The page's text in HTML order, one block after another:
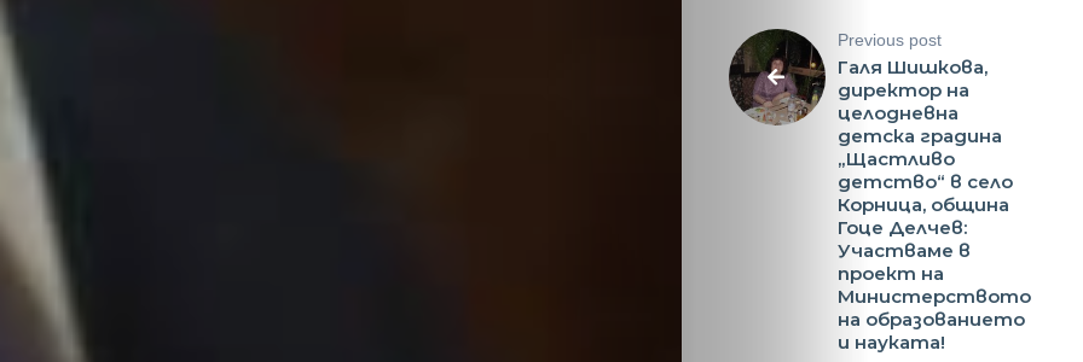
Previous post
Галя Шишкова,
директор на
целодневна
детска градина
„Щастливо
детство“ в село
Корница, община
Гоце Делчев:
Участваме в
проект на
Министерството
на образованието
и науката!